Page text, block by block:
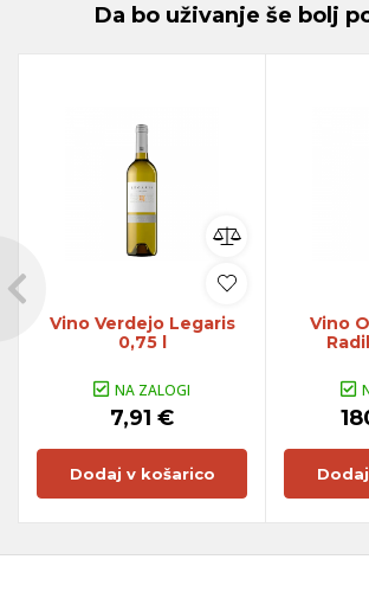
Da bo uživanje še bolj
Vino Verdejo Legaris
0,75 l
NA ZALOGI
7,91 €
Dodaj v košarico
Vino